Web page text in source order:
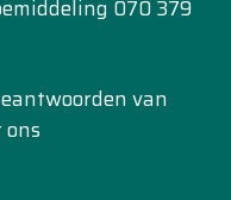
070 379
van